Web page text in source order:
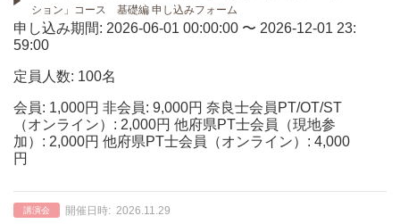
ション」コース 基礎編 申し込みフォーム
申し込み期間: 2026-06-01 00:00:00 〜 2026-12-01 23:
59:00
定員人数: 100名
会員: 1,000円 非会員: 9,000円 奈良士会員PT/OT/ST
（オンライン）: 2,000円 他府県PT士会員（現地参
加）: 2,000円 他府県PT士会員（オンライン）: 4,000
円
講演会 開催日時: 2026.11.29